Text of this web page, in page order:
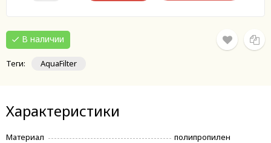
В наличии
Теги: AquaFilter
Характеристики
Материал
полипропилен